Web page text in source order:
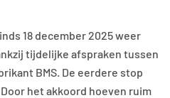
18 december 2025 weer
tijdelijke afspraken tussen
BMS. De eerdere stop
het akkoord hoeven ruim